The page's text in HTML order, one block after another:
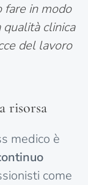
fare in modo
clinica
del lavoro
risorsa
medico è
come